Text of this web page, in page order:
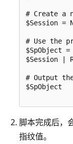
# Create a
$Session =
# Use the
$SpObject
$Session |
# Output
$SpObject
脚本完成后，
指纹值。